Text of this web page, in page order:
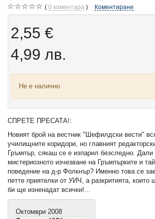
0 коментара Коментиране
2,55 €
4,99 лв.
Не е налично
СПРЕТЕ ПРЕСАТА!:
Новият брой на вестник "Шефилдски вести"
училищните коридори, но главният
Гръмпър, сякаш се е изпарил безследно.
мистериозното изчезване на Гръмпърките и
поведение на д-р Фолкнър? Именно това се
петте приятелки от УИЧ, а разкритията,
би ще изненадат всички!...
Октомври 2008